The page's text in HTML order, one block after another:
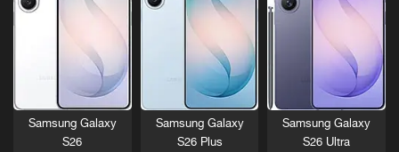
Samsung Galaxy
S26 Ultra
Samsung Galaxy
S26 Plus
Samsung Galaxy
S26